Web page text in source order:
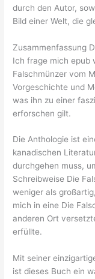
durch den Autor,
Bild einer Welt, die
Zusammenfassung
Ich frage mich epub
Falschmünzer vom
Vorgeschichte und
was ihn zu einer
erforschen gilt.
Die Anthologie ist
kanadischen
durchgehen muss,
Schreibweise Die
weniger als
mich in eine Die
anderen Ort
erfüllte.
Mit seiner
ist dieses Buch ein